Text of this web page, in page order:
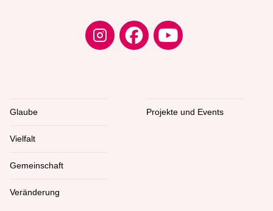
Glaube
Vielfalt
Gemeinschaft
Veränderung
Projekte und Events